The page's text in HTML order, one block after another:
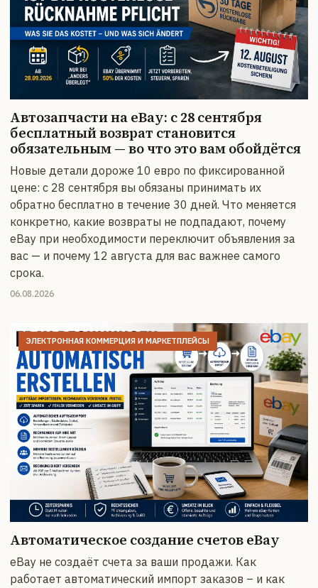
Автозапчасти на eBay: с 28 сентября
бесплатный возврат становится
обязательным — во что это вам обойдётся
Новые детали дороже 10 евро по фиксированной
цене: с 28 сентября вы обязаны принимать их
обратно бесплатно в течение 30 дней. Что меняется
конкретно, какие возвраты не подпадают, почему
eBay при необходимости переключит объявления за
вас — и почему 12 августа для вас важнее самого
срока.
06.08.2026
ЭЛЕКТРОННАЯ КОММЕРЦИЯ И МАРКЕТПЛЕЙСЫ
Автоматическое создание счетов eBay
eBay не создаёт счета за ваши продажи. Как
работает автоматический импорт заказов – и как